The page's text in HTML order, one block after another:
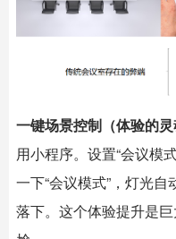
一键场景控制（体验的灵
用小程序。设置“会议模
一下“会议模式”，灯光
落下。这个体验提升是